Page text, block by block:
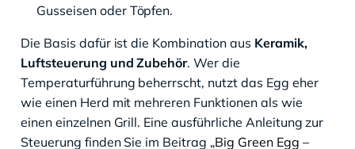
Gusseisen oder Töpfen.
Die Basis dafür ist die Kombination aus Keramik,
Luftsteuerung und Zubehör. Wer die
Temperaturführung beherrscht, nutzt das Egg eher
wie einen Herd mit mehreren Funktionen als wie
einen einzelnen Grill. Eine ausführliche Anleitung zur
Steuerung finden Sie im Beitrag „Big Green Egg –